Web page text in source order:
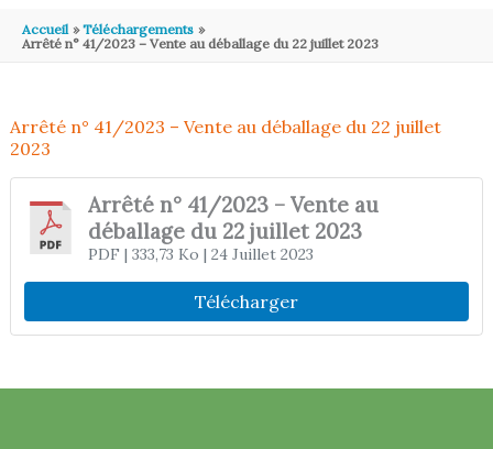
PRINCIPAL
Accueil
Téléchargements
Arrêté n° 41/2023 – Vente au déballage du 22 juillet 2023
Arrêté n° 41/2023 – Vente au déballage du 22 juillet
2023
Arrêté n° 41/2023 – Vente au
déballage du 22 juillet 2023
PDF | 333,73 Ko | 24 Juillet 2023
Télécharger